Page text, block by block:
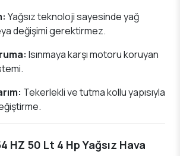
Yağsız teknoloji sayesinde yağ
değişimi gerektirmez.
Isınmaya karşı motoru koruyan
Tekerlekli ve tutma kollu yapısıyla
HZ 50 Lt 4 Hp Yağsız Hava